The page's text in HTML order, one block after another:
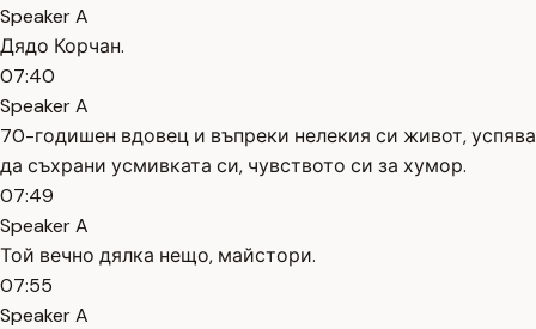
Speaker A
Дядо Корчан.
07:40
Speaker A
70-годишен вдовец и въпреки нелекия си живот, успява
да съхрани усмивката си, чувството си за хумор.
07:49
Speaker A
Той вечно дялка нещо, майстори.
07:55
Speaker A